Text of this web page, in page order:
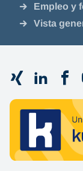
Empleo y
Vista